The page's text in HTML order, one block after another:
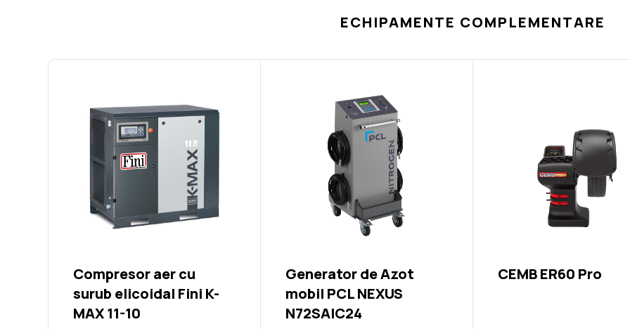
ECHIPAMENTE COMPLEMENTARE
Compresor aer cu
surub elicoidal Fini K-
MAX 11-10
Generator de Azot
mobil PCL NEXUS
N72SAIC24
CEMB ER60 Pro